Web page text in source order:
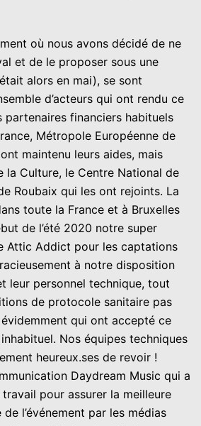
où nous avons décidé de ne
et de le proposer sous une
alors en mai), se sont
d’acteurs qui ont rendu ce
partenaires financiers habituels
Métropole Européenne de
maintenu leurs aides, mais
la Culture, le Centre National de
Roubaix qui les ont rejoints. La
toute la France et à Bruxelles
de l’été 2020 notre super
Attic Addict pour les captations
à notre disposition
leur personnel technique, tout
de protocole sanitaire pas
qui ont accepté ce
Nos équipes techniques
heureux.ses de revoir !
Daydream Music qui a
pour assurer la meilleure
l’événement par les médias